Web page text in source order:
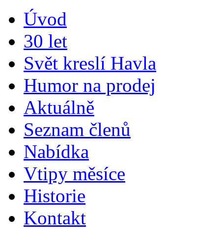
Úvod
30 let
Svět kreslí Havla
Humor na prodej
Aktuálně
Seznam členů
Nabídka
Vtipy měsíce
Historie
Kontakt